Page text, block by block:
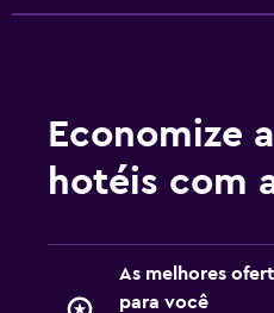
Economize
hotéis com
As melhores
para você